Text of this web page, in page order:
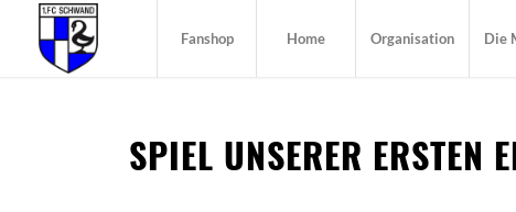
Fanshop Home Organisation Die
SPIEL UNSERER ERSTEN